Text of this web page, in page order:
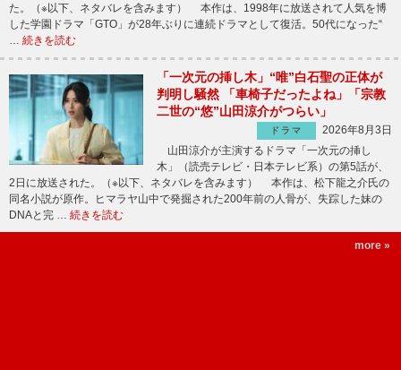
た。（※以下、ネタバレを含みます） 本作は、1998年に放送されて人気を博
した学園ドラマ「GTO」が28年ぶりに連続ドラマとして復活。50代になった“
続きを読む
「一次元の挿し木」“唯”白石聖の正体が
判明し騒然 「車椅子だったよね」「宗教
二世の“悠”山田涼介がつらい」
ドラマ
2026年8月3日
山田涼介が主演するドラマ「一次元の挿し
木」（読売テレビ・日本テレビ系）の第5話が、
2日に放送された。（※以下、ネタバレを含みます） 本作は、松下龍之介氏の
同名小説が原作。ヒマラヤ山中で発掘された200年前の人骨が、失踪した妹の
DNAと完 … 続きを読む
more »